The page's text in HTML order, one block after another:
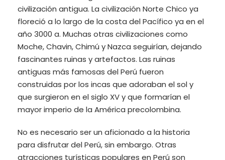
civilización antigua. La civilización Norte Chico ya
floreció a lo largo de la costa del Pacífico ya en el
año 3000 a. Muchas otras civilizaciones como
Moche, Chavin, Chimú y Nazca seguirían, dejando
fascinantes ruinas y artefactos. Las ruinas
antiguas más famosas del Perú fueron
construidas por los incas que adoraban el sol y
que surgieron en el siglo XV y que formarían el
mayor imperio de la América precolombina.
No es necesario ser un aficionado a la historia
para disfrutar del Perú, sin embargo. Otras
atracciones turísticas populares en Perú son